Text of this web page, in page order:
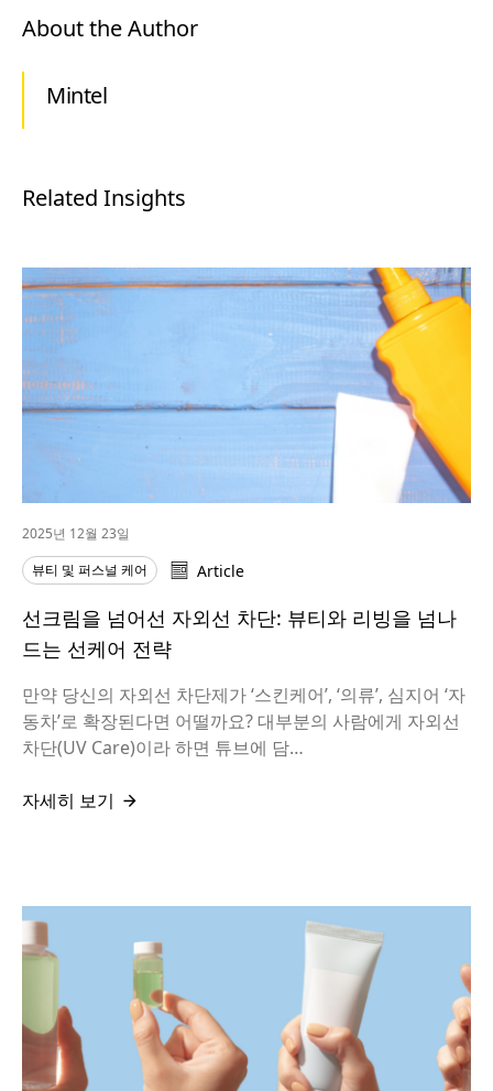
About the Author
Mintel
Related Insights
2025년 12월 23일
뷰티 및 퍼스널 케어
Article
선크림을 넘어선 자외선 차단: 뷰티와 리빙을 넘나
드는 선케어 전략
만약 당신의 자외선 차단제가 ‘스킨케어’, ‘의류’, 심지어 ‘자
동차’로 확장된다면 어떨까요? 대부분의 사람에게 자외선
차단(UV Care)이라 하면 튜브에 담…
자세히 보기